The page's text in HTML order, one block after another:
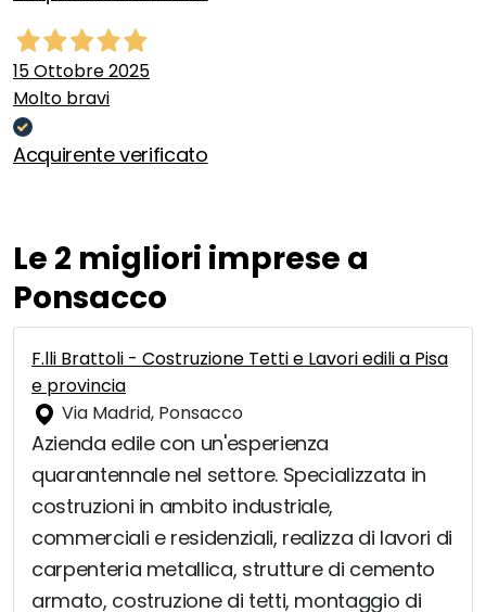
15 Ottobre 2025
Molto bravi
Acquirente verificato
Le 2 migliori imprese a
Ponsacco
F.lli Brattoli - Costruzione Tetti e Lavori edili a Pisa
e provincia
Via Madrid, Ponsacco
Azienda edile con un'esperienza
quarantennale nel settore. Specializzata in
costruzioni in ambito industriale,
commerciali e residenziali, realizza di lavori di
carpenteria metallica, strutture di cemento
armato, costruzione di tetti, montaggio di